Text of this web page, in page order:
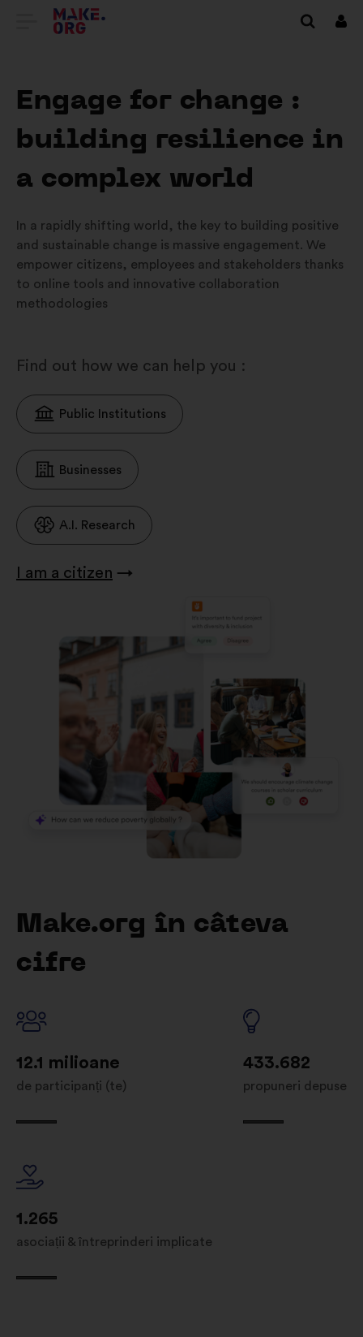
DIRECȚIONARE
PRIMA
PAGINĂ
A
SITE-
MAKE.ORG
Engage for change :
building resilience in
a complex world
In a rapidly shifting world, the key to building positive
and sustainable change is massive engagement. We
empower citizens, employees and stakeholders thanks
to online tools and innovative collaboration
methodologies
Find out how we can help you :
Public Institutions
Businesses
A.I. Research
I am a citizen →
Make.org în câteva
cifre
12.1 milioane
de participanți (te)
433.682
propuneri depuse
1.265
asociații & întreprinderi implicate